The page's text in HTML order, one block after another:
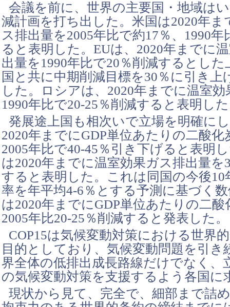
会議を前に、世界の主要国・地域は
減計画を打ち出した。米国は2020年ま
ス排出量を2005年比で約17％、1990年
ると表明した。EUは、2020年までに
出量を1990年比で20％削減するとし
国と共に中期削減目標を30％に引き上
した。ロシアは、2020年までに温室
1990年比で20-25％削減すると表明し
発展途上国も相次いで立場を明確に
2020年までにGDP単位あたりの二酸化
2005年比で40-45％引き下げると表明
は2020年までに温室効果ガス排出量を
すると表明した。これは同国の今後10
率を年平均4-6％とする予測に基づく
は2020年までにGDP単位あたりの二酸
2005年比20-25％削減すると発表した。
COP15は気候変動対策における世界
目的としており、気候変動問題を引き
界全体の低排出成長路線だけでなく、
の気候変動対策を支援するよう各国に
現状から見て、完全で、細部まで詰